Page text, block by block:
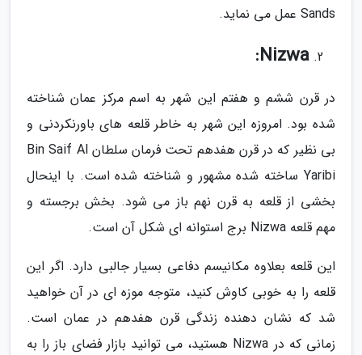
Sands عمل می نماید.
Nizwa:
در قرن ششم و هفتم این شهر به اسم مرکز عمان شناخته
شده بود. امروزه این شهر به خاطر قلعه های باورنکردنی و
بی نظیر که در قرن هفدهم تحت فرمان سلطان Bin Saif Al
Yaribi ساخته شده مشهور و شناخته شده است. با اینحال
بخشی از قلعه به قرن نهم باز می شود. بخش برجسته و
مهم قلعه Nizwa برج استوانه ای شکل آن است.
این قلعه بعلاوه مکانیسم دفاعی بسیار جالبی دارد. اگر این
قلعه را به خوبی کاوش کنید، متوجه موزه ای در آن خواهید
شد که نشان دهنده زندگی قرن هفدهم در عمان است.
زمانی که در Nizwa هستید، می توانید بازار فضای باز را به